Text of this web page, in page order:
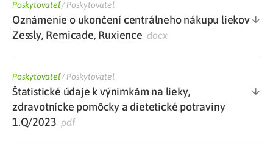
Poskytovateľ/Poskytovateľ
Oznámenie o ukončení centrálneho nákupu liekov
Zessly, Remicade, Ruxience docx
Poskytovateľ/Poskytovateľ
Štatistické údaje k výnimkám na lieky,
zdravotnícke pomôcky a dietetické potraviny
1.Q/2023 pdf